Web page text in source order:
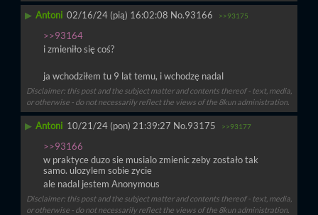
▶ Antoni 02/16/24 (pią) 16:02:08 No.93166 >>93175
>>93164
i zmieniło się coś?
ja wchodziłem tu 9 lat temu, i wchodzę nadal
Disclaimer: this post and the subject matter and contents thereof - text, media,
or otherwise - do not necessarily reflect the views of the 8kun administration.
▶ Antoni 10/21/24 (pon) 21:39:27 No.93175 >>93177
>>93166
w praktyce duzo sie musialo zmienic zeby zostało tak
samo. ulozylem sobie zycie
ale nadal jestem Anonymous
Disclaimer: this post and the subject matter and contents thereof - text, media,
or otherwise - do not necessarily reflect the views of the 8kun administration.